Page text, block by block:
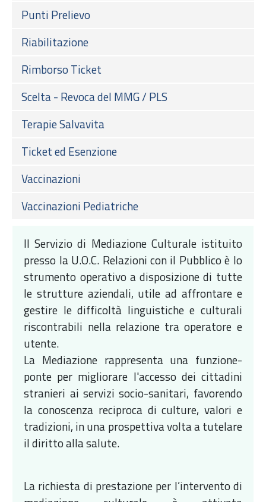
Punti Prelievo
Riabilitazione
Rimborso Ticket
Scelta - Revoca del MMG / PLS
Terapie Salvavita
Ticket ed Esenzione
Vaccinazioni
Vaccinazioni Pediatriche
Il Servizio di Mediazione Culturale istituito
presso la U.O.C. Relazioni con il Pubblico è lo
strumento operativo a disposizione di tutte
le strutture aziendali, utile ad affrontare e
gestire le difficoltà linguistiche e culturali
riscontrabili nella relazione tra operatore e
utente.
La Mediazione rappresenta una funzione-
ponte per migliorare l'accesso dei cittadini
stranieri ai servizi socio-sanitari, favorendo
la conoscenza reciproca di culture, valori e
tradizioni, in una prospettiva volta a tutelare
il diritto alla salute.
La richiesta di prestazione per l’intervento di